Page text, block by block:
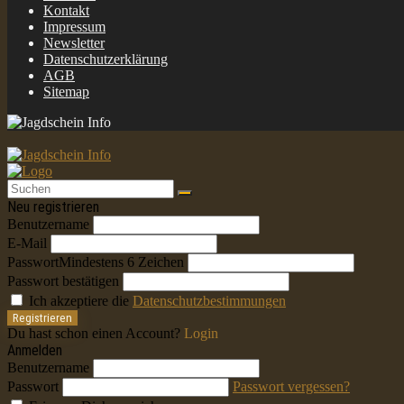
Kontakt
Impressum
Newsletter
Datenschutzerklärung
AGB
Sitemap
Neu registrieren
Benutzername
E-Mail
PasswortMindestens 6 Zeichen
Passwort bestätigen
Ich akzeptiere die Datenschutzbestimmungen
Registrieren
Du hast schon einen Account? Login
Anmelden
Benutzername
Passwort
Passwort vergessen?